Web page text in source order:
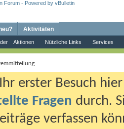
Aktionen Nützliche Links Services
Aktivitäten
erster Besuch
Fragen durch.
verfassen